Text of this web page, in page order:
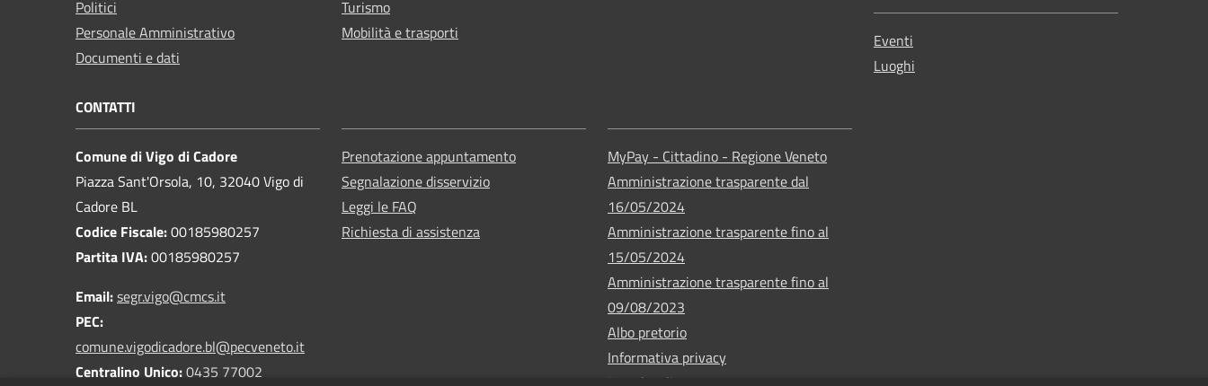
Politici
Personale Amministrativo
Documenti e dati
Turismo
Mobilità e trasporti
Eventi
Luoghi
CONTATTI
Comune di Vigo di Cadore
Piazza Sant'Orsola, 10, 32040 Vigo di
Cadore BL
Codice Fiscale:00185980257
Partita IVA:00185980257
Email:segr.vigo@cmcs.it
PEC:
comune.vigodicadore.bl@pecveneto.it
Centralino Unico:0435 77002
Prenotazione appuntamento
Segnalazione disservizio
Leggi le FAQ
Richiesta di assistenza
MyPay - Cittadino - Regione Veneto
Amministrazione trasparente dal
16/05/2024
Amministrazione trasparente fino al
15/05/2024
Amministrazione trasparente fino al
09/08/2023
Albo pretorio
Informativa privacy